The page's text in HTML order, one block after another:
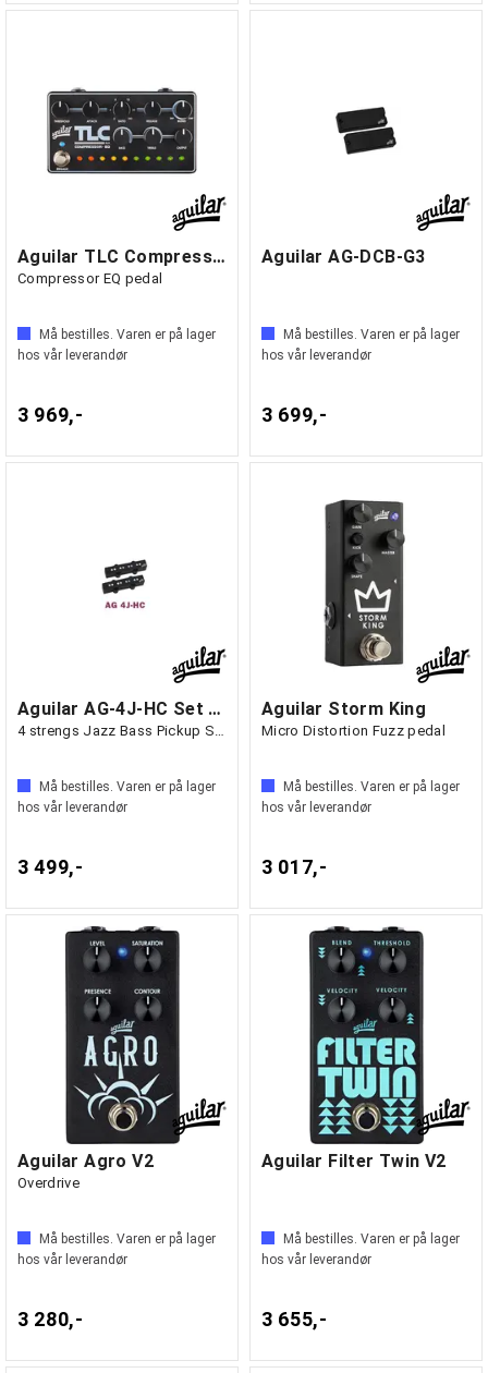
Aguilar TLC Compressor EQ DLX
Compressor EQ pedal
Må bestilles. Varen er på lager
hos vår leverandør
3 969,-
Aguilar AG-DCB-G3
Må bestilles. Varen er på lager
hos vår leverandør
3 699,-
Aguilar AG-4J-HC Set Hum-canceling
4 strengs Jazz Bass Pickup Set
Må bestilles. Varen er på lager
hos vår leverandør
3 499,-
Aguilar Storm King
Micro Distortion Fuzz pedal
Må bestilles. Varen er på lager
hos vår leverandør
3 017,-
Aguilar Agro V2
Overdrive
Må bestilles. Varen er på lager
hos vår leverandør
3 280,-
Aguilar Filter Twin V2
Må bestilles. Varen er på lager
hos vår leverandør
3 655,-